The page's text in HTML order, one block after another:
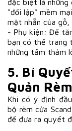
đặc biệt là những
"đối lập" mềm
mặt nhẵn của gỗ,
- Phụ kiện: Để
bạn có thể trang
những tấm thảm
5. Bí
Quản
Khi có ý định
bộ rèm cửa
để đưa ra quyết